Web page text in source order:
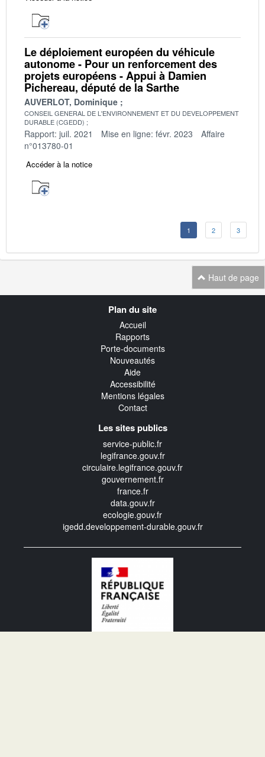
Le déploiement européen du véhicule
autonome - Pour un renforcement des
projets européens - Appui à Damien
Pichereau, député de la Sarthe
AUVERLOT, Dominique
CONSEIL GENERAL DE L'ENVIRONNEMENT ET DU DEVELOPPEMENT
DURABLE (CGEDD)
Rapport: juil. 2021 Mise en ligne: févr. 2023
Affaire
n°013780-01
Accéder à la notice
1 2 3
Haut de page
Plan du site
Accueil
Rapports
Porte-documents
Nouveautés
Aide
Accessibilité
Mentions légales
Contact
Les sites publics
service-public.fr
legifrance.gouv.fr
circulaire.legifrance.gouv.fr
gouvernement.fr
france.fr
data.gouv.fr
ecologie.gouv.fr
igedd.developpement-durable.gouv.fr